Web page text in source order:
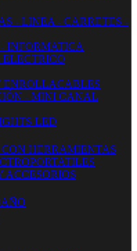
- LINEA - CARRETES -
INFORMATICA
ENROLLACABLES
- MINI CANAL
LED
HERRAMIENTAS